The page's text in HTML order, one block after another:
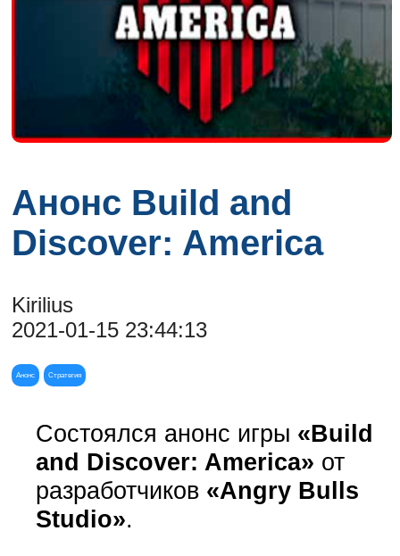
Анонс Build and
Discover: America
Kirilius
2021-01-15 23:44:13
Анонс Стратегия
Состоялся анонс игры «Build
and Discover: America» от
разработчиков «Angry Bulls
Studio».